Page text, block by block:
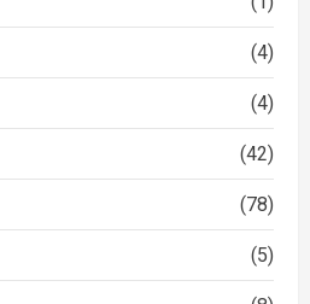
(4)
(4)
(42)
(78)
(5)